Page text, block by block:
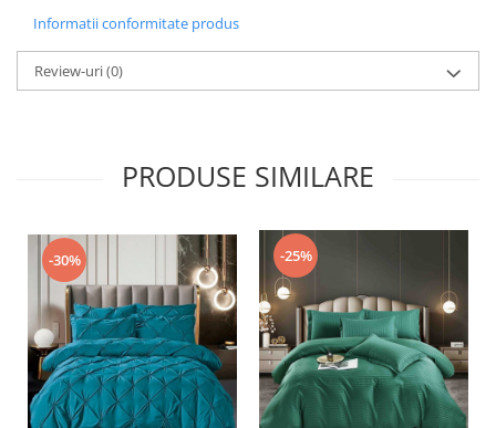
Informatii conformitate produs
Review-uri(0)
PRODUSE SIMILARE
-30% -25%